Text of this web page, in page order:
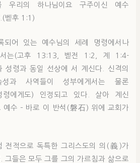
우리의 하나님이요 구주이신 예수
벧후 1:1)
되어 있는 예수님의 세례 명령에서나
서는(고후 13:13, 벧전 1:2, 계 1:4-
성령과 동일 선상에 서 계신다. 신격의
과 사역들이 성부에게서는 물론
령에게도) 인정되고 있다. 살아 계신
예수 – 바로 이 반석(磐石) 위에 교회가
전적으로 독특한 그리스도의 의(義)가
그들은 모두 그를 그의 가르침과 삶으로